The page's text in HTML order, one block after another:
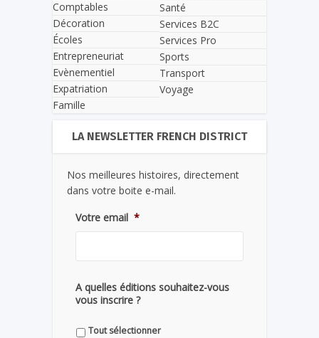
Comptables
Décoration
Écoles
Entrepreneuriat
Evènementiel
Expatriation
Famille
Santé
Services B2C
Services Pro
Sports
Transport
Voyage
LA NEWSLETTER FRENCH DISTRICT
Nos meilleures histoires, directement
dans votre boite e-mail.
Votre email *
A quelles éditions souhaitez-vous
vous inscrire ?
Tout sélectionner